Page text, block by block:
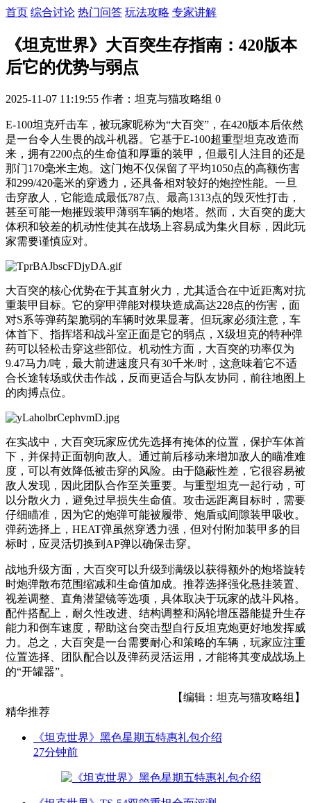
首页 综合讨论 热门问答 玩法攻略 专家讲解
《坦克世界》大百突生存指南：420版本
后它的优势与弱点
2025-11-07 11:19:55 作者：坦克与猫攻略组 0
E-100坦克歼击车，被玩家昵称为“大百突”，在420版本后依然
是一台令人生畏的战斗机器。它基于E-100超重型坦克改造而
来，拥有2200点的生命值和厚重的装甲，但最引人注目的还是
那门170毫米主炮。这门炮不仅保留了平均1050点的高额伤害
和299/420毫米的穿透力，还具备相对较好的炮控性能。一旦
击穿敌人，它能造成最低787点、最高1313点的毁灭性打击，
甚至可能一炮摧毁装甲薄弱车辆的炮塔。然而，大百突的庞大
体积和较差的机动性使其在战场上容易成为集火目标，因此玩
家需要谨慎应对。
大百突的核心优势在于其直射火力，尤其适合在中近距离对抗
重装甲目标。它的穿甲弹能对模块造成高达228点的伤害，面
对S系等弹药架脆弱的车辆时效果显著。但玩家必须注意，车
体首下、指挥塔和战斗室正面是它的弱点，X级坦克的特种弹
药可以轻松击穿这些部位。机动性方面，大百突的功率仅为
9.47马力/吨，最大前进速度只有30千米/时，这意味着它不适
合长途转场或伏击作战，反而更适合与队友协同，前往地图上
的肉搏点位。
在实战中，大百突玩家应优先选择有掩体的位置，保护车体首
下，并保持正面朝向敌人。通过前后移动来增加敌人的瞄准难
度，可以有效降低被击穿的风险。由于隐蔽性差，它很容易被
敌人发现，因此团队合作至关重要。与重型坦克一起行动，可
以分散火力，避免过早损失生命值。攻击远距离目标时，需要
仔细瞄准，因为它的炮弹可能被履带、炮盾或间隙装甲吸收。
弹药选择上，HEAT弹虽然穿透力强，但对付附加装甲多的目
标时，应灵活切换到AP弹以确保击穿。
战地升级方面，大百突可以升级到满级以获得额外的炮塔旋转
时炮弹散布范围缩减和生命值加成。推荐选择强化悬挂装置、
视差调整、直角潜望镜等选项，具体取决于玩家的战斗风格。
配件搭配上，耐久性改进、结构调整和涡轮增压器能提升生存
能力和倒车速度，帮助这台突击型自行反坦克炮更好地发挥威
力。总之，大百突是一台需要耐心和策略的车辆，玩家应注重
位置选择、团队配合以及弹药灵活运用，才能将其变成战场上
的“开罐器”。
【编辑：坦克与猫攻略组】
精华推荐
《坦克世界》黑色星期五特惠礼包介绍
27分钟前